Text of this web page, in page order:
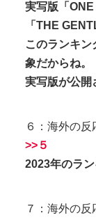
実写版「
「THE
このランキ
象だからね。
実写版が公開
６：海外の反
>>５
2023年のラ
７：海外の反